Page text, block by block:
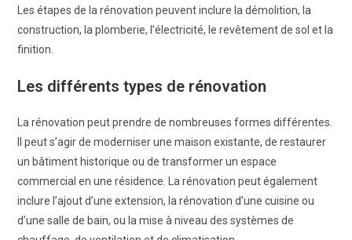
Les étapes de la rénovation peuvent inclure la démolition, la
construction, la plomberie, l’électricité, le revêtement de sol et la
finition.
Les différents types de rénovation
La rénovation peut prendre de nombreuses formes différentes.
Il peut s’agir de moderniser une maison existante, de restaurer
un bâtiment historique ou de transformer un espace
commercial en une résidence. La rénovation peut également
inclure l’ajout d’une extension, la rénovation d’une cuisine ou
d’une salle de bain, ou la mise à niveau des systèmes de